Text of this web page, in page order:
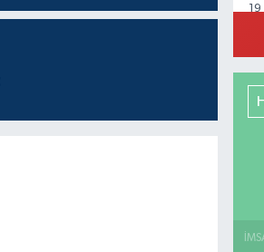
19